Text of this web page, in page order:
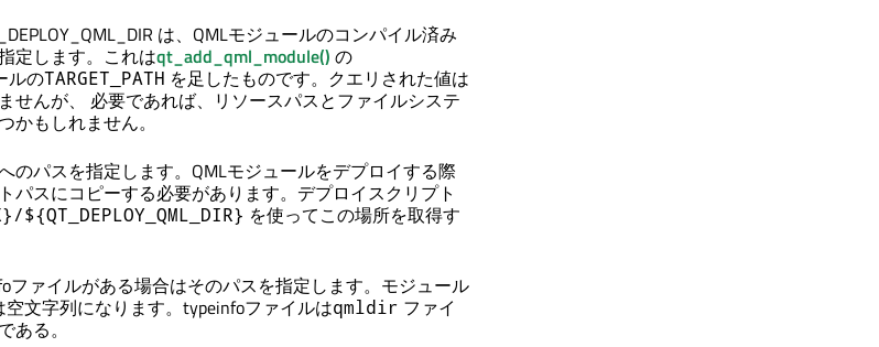
は、QMLモジュールのコンパイル済み
定します。これはqt_add_qml_module() の
ルのTARGET_PATH を足したものです。クエリされた値は
せんが、 必要であれば、リソースパスとファイルシステ
かもしれません。
のパスを指定します。QMLモジュールをデプロイする際
パスにコピーする必要があります。デプロイスクリプト
${QT_DEPLOY_QML_DIR} を使ってこの場所を取得す
ファイルがある場合はそのパスを指定します。モジュール
文字列になります。typeinfoファイルはqmldir ファイ
る。